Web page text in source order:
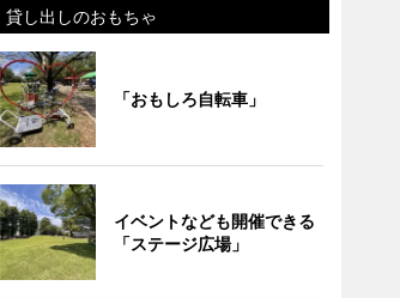
貸し出しのおもちゃ
「おもしろ自転車」
イベントなども開催できる
「ステージ広場」